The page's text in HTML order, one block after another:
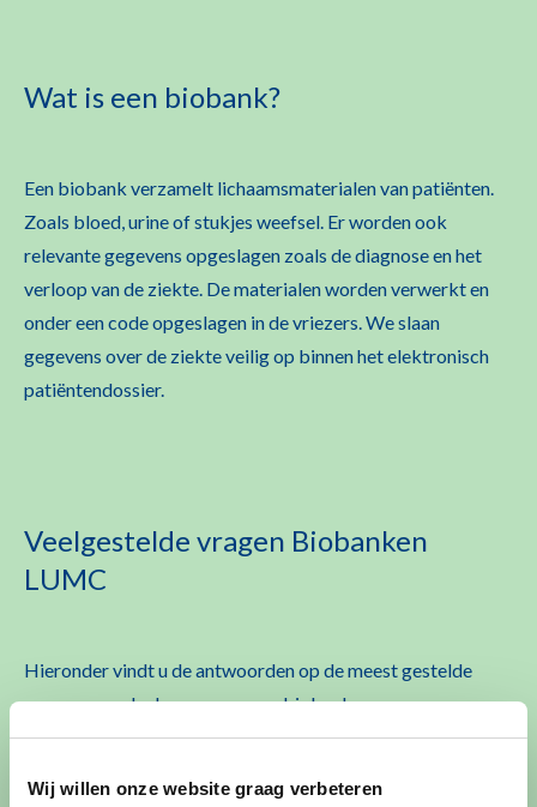
Wij willen onze website graag verbeteren
Wat is een biobank?
Een biobank verzamelt lichaamsmaterialen van patiënten.
Zoals bloed, urine of stukjes weefsel. Er worden ook
relevante gegevens opgeslagen zoals de diagnose en het
verloop van de ziekte. De materialen worden verwerkt en
onder een code opgeslagen in de vriezers. We slaan
gegevens over de ziekte veilig op binnen het elektronisch
patiëntendossier.
Veelgestelde vragen Biobanken
LUMC
Hieronder vindt u de antwoorden op de meest gestelde
vragen over deelname aan onze biobanken.